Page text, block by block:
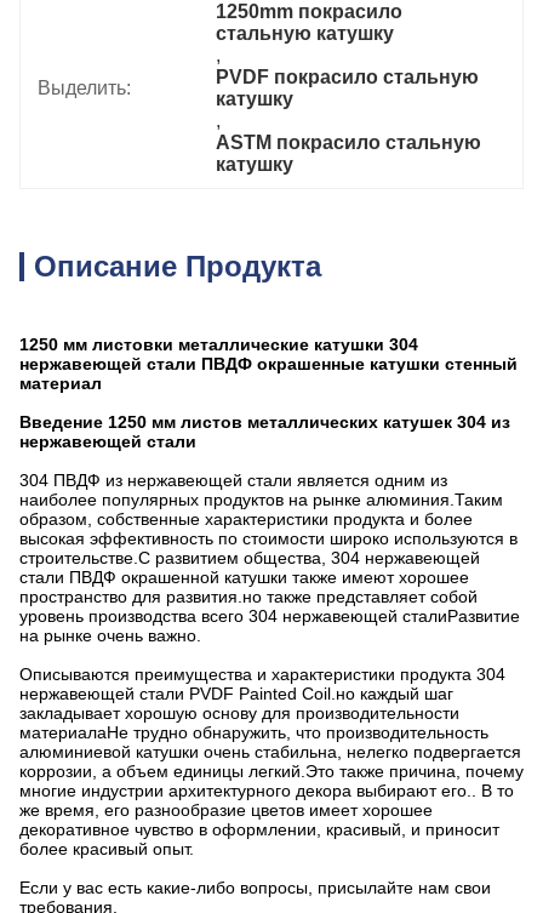
Выделить:
1250mm покрасило
стальную катушку
,
PVDF покрасило стальную
катушку
,
ASTM покрасило стальную
катушку
Описание Продукта
1250 мм листовки металлические катушки 304
нержавеющей стали ПВДФ окрашенные катушки стенный
материал
Введение 1250 мм листов металлических катушек 304 из
нержавеющей стали
304 ПВДФ из нержавеющей стали является одним из
наиболее популярных продуктов на рынке алюминия.Таким
образом, собственные характеристики продукта и более
высокая эффективность по стоимости широко используются в
строительстве.С развитием общества, 304 нержавеющей
стали ПВДФ окрашенной катушки также имеют хорошее
пространство для развития.но также представляет собой
уровень производства всего 304 нержавеющей сталиРазвитие
на рынке очень важно.
Описываются преимущества и характеристики продукта 304
нержавеющей стали PVDF Painted Coil.но каждый шаг
закладывает хорошую основу для производительности
материалаНе трудно обнаружить, что производительность
алюминиевой катушки очень стабильна, нелегко подвергается
коррозии, а объем единицы легкий.Это также причина, почему
многие индустрии архитектурного декора выбирают его.. В то
же время, его разнообразие цветов имеет хорошее
декоративное чувство в оформлении, красивый, и приносит
более красивый опыт.
Если у вас есть какие-либо вопросы, присылайте нам свои
требования.